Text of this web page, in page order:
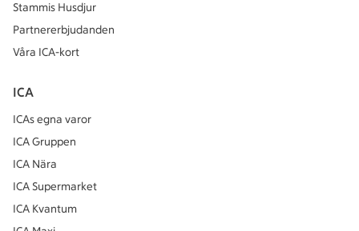
Stammis Husdjur
Partnererbjudanden
Våra ICA-kort
ICA
ICAs egna varor
ICA Gruppen
ICA Nära
ICA Supermarket
ICA Kvantum